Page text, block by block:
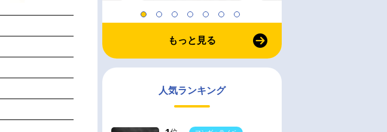
もっと見る
人気ランキング